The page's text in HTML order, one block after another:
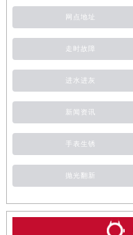
网点地址
走时故障
进水进灰
新闻资讯
手表生锈
抛光翻新